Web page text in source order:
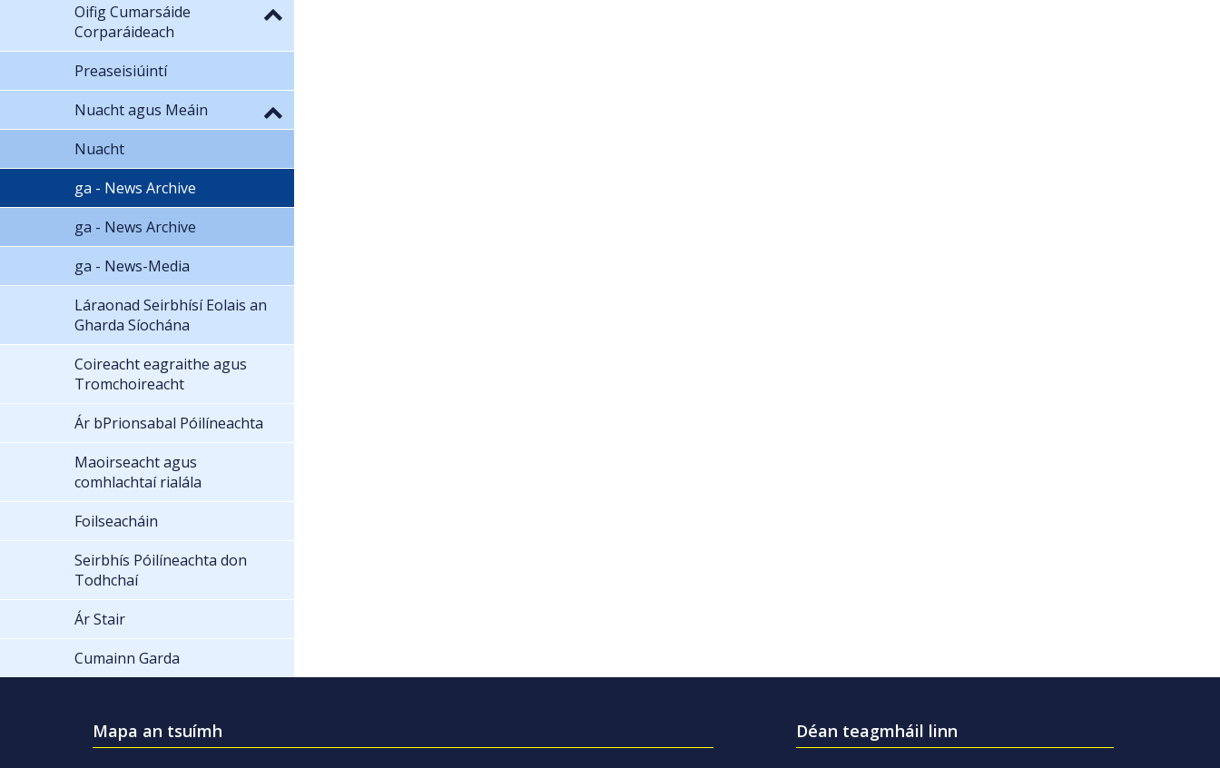
Oifig Cumarsáide
Corparáideach
Preaseisiúintí
Nuacht agus Meáin
Nuacht
ga - News Archive
ga - News Archive
ga - News-Media
Láraonad Seirbhísí Eolais an
Gharda Síochána
Coireacht eagraithe agus
Tromchoireacht
Ár bPrionsabal Póilíneachta
Maoirseacht agus
comhlachtaí rialála
Foilseacháin
Seirbhís Póilíneachta don
Todhchaí
Ár Stair
Cumainn Garda
Mapa an tsuímh Déan teagmháil linn